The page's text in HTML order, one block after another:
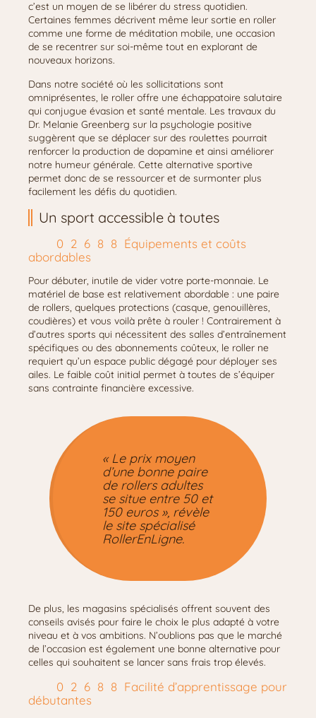
c’est un moyen de se libérer du stress quotidien.
Certaines femmes décrivent même leur sortie en roller
comme une forme de méditation mobile, une occasion
de se recentrer sur soi-même tout en explorant de
nouveaux horizons.
Dans notre société où les sollicitations sont
omniprésentes, le roller offre une échappatoire salutaire
qui conjugue évasion et santé mentale. Les travaux du
Dr. Melanie Greenberg sur la psychologie positive
suggèrent que se déplacer sur des roulettes pourrait
renforcer la production de dopamine et ainsi améliorer
notre humeur générale. Cette alternative sportive
permet donc de se ressourcer et de surmonter plus
facilement les défis du quotidien.
Un sport accessible à toutes
Équipements et coûts
abordables
Pour débuter, inutile de vider votre porte-monnaie. Le
matériel de base est relativement abordable : une paire
de rollers, quelques protections (casque, genouillères,
coudières) et vous voilà prête à rouler ! Contrairement à
d’autres sports qui nécessitent des salles d’entraînement
spécifiques ou des abonnements coûteux, le roller ne
requiert qu’un espace public dégagé pour déployer ses
ailes. Le faible coût initial permet à toutes de s’équiper
sans contrainte financière excessive.
« Le prix moyen
d’une bonne paire
de rollers adultes
se situe entre 50 et
150 euros », révèle
le site spécialisé
RollerEnLigne.
De plus, les magasins spécialisés offrent souvent des
conseils avisés pour faire le choix le plus adapté à votre
niveau et à vos ambitions. N’oublions pas que le marché
de l’occasion est également une bonne alternative pour
celles qui souhaitent se lancer sans frais trop élevés.
Facilité d’apprentissage pour
débutantes